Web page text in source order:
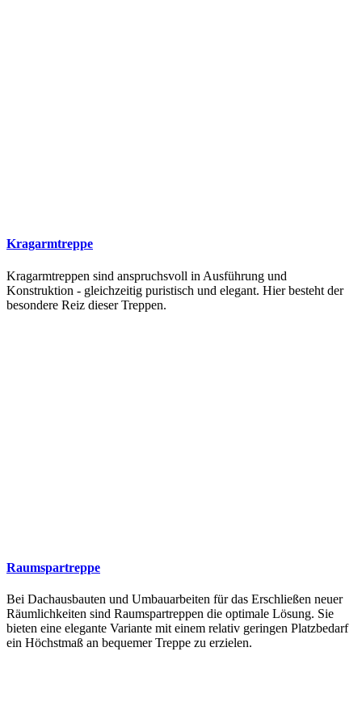
Kragarmtreppe
Kragarmtreppen sind anspruchsvoll in Ausführung und
Konstruktion - gleichzeitig puristisch und elegant. Hier besteht der
besondere Reiz dieser Treppen.
Raumspartreppe
Bei Dachausbauten und Umbauarbeiten für das Erschließen neuer
Räumlichkeiten sind Raumspartreppen die optimale Lösung. Sie
bieten eine elegante Variante mit einem relativ geringen Platzbedarf
ein Höchstmaß an bequemer Treppe zu erzielen.